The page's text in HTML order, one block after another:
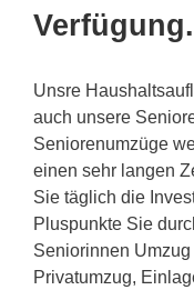
Verfügung.
Unsre
auch unsere
Seniorenumzüge
einen sehr langen
Sie täglich die
Pluspunkte Sie
Seniorinnen
Privatumzug,